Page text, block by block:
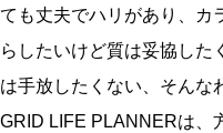
ても丈夫でハリがあり、カ
らしたいけど質は妥協した
は手放したくない、そんな
GRID LIFE PLANNERは、